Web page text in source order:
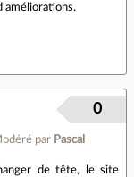
par Pascal
0
de tête, le site